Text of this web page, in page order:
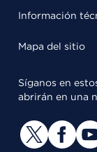
Información
Mapa del sitio
Síganos en
abrirán en una